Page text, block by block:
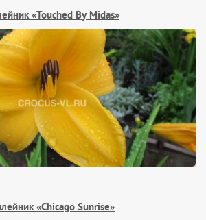
«Touched By Midas»
«Chicago Sunrise»